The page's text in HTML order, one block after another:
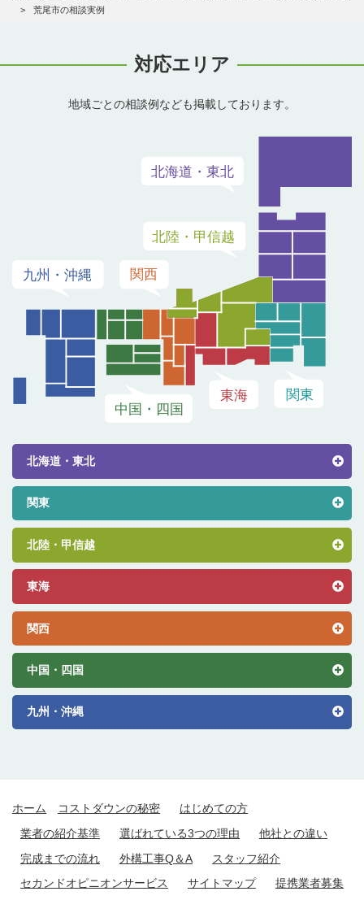
荒尾市の相談実例
対応エリア
地域ごとの相談例なども掲載しております。
北海道・東北
関東
北陸・甲信越
東海
関西
中国・四国
九州・沖縄
ホーム コストダウンの秘密
はじめての方
業者の紹介基準
選ばれている3つの理由
他社との違い
完成までの流れ
外構工事Q＆A
スタッフ紹介
セカンドオピニオンサービス
サイトマップ 提携業者募集